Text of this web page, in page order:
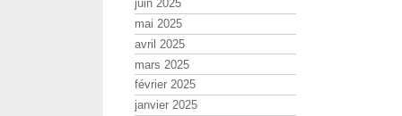
juin 2025
mai 2025
avril 2025
mars 2025
février 2025
janvier 2025